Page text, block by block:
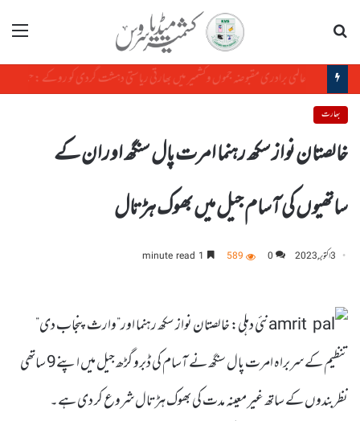
مینو
بھارت :جھارکھنڈمیں بھوک ہڑتال کے دوران طالب علم رہنما کی طبیعت بگڑ گئی
بھارت
خالصتان نواز سکھ رہنما امرت پال سنگھ اوران کے
ساتھیوں کی آسام جیل میں بھوک ہڑتال
3 اکتوبر, 2023 0
589
نئی دہلی: خالصتان نواز سکھ رہنما اور”وارث پنجاب دی”
تنظیم کے سربراہ امرت پال سنگھ نے آسام کی ڈبرو گڑھ جیل میں اپنے9 ساتھی
نظربندوں کے ساتھ غیر معینہ مدت کی بھوک ہڑتال شروع کر دی ہے۔